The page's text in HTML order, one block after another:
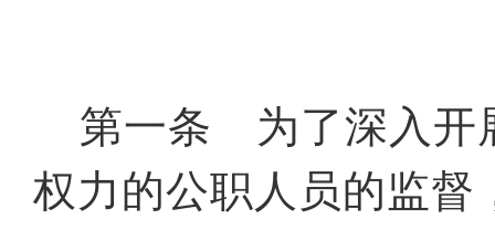
第一条 为了深入开
权力的公职人员的监督